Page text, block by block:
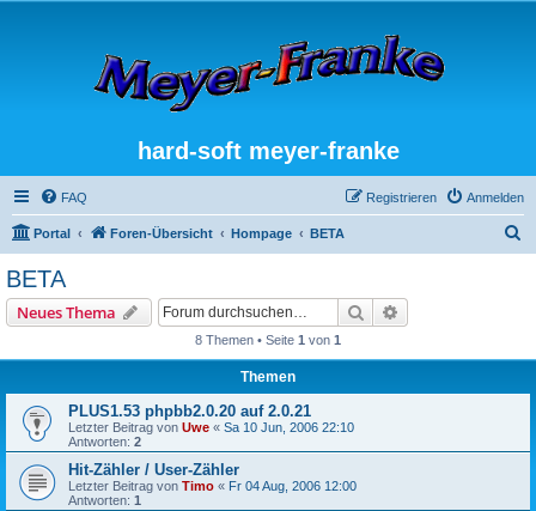
hard-soft meyer-franke
FAQ Anmelden
Registrieren
Portal Foren-Übersicht Hompage BETA
BETA
Neues Thema Suche
8 Themen • Seite 1 von 1
Themen
PLUS1.53 phpbb2.0.20 auf 2.0.21
Letzter Beitrag von Uwe « Sa 10 Jun, 2006 22:10
Antworten: 2
Hit-Zähler / User-Zähler
Letzter Beitrag von Timo « Fr 04 Aug, 2006 12:00
Antworten: 1